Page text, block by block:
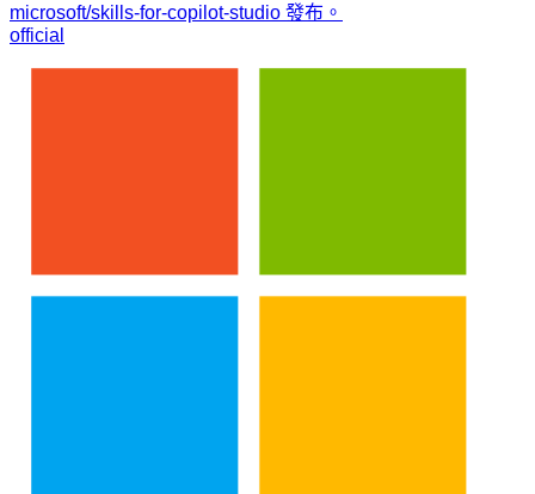
microsoft/skills-for-copilot-studio 發布。
official